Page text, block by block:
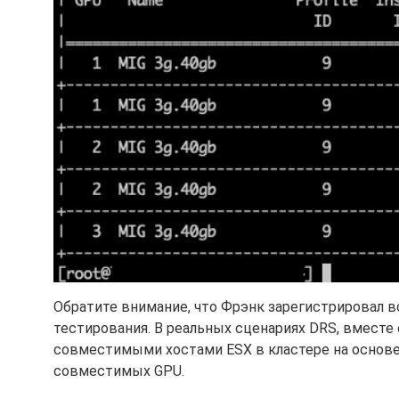
Обратите внимание, что Фрэнк зарегистрировал
тестирования. В реальных сценариях DRS,
совместимыми хостами ESX в кластере на
совместимых GPU.